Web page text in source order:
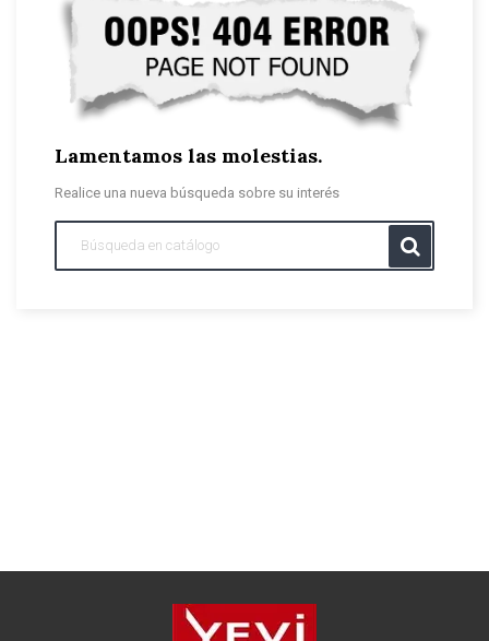
Lamentamos las molestias.
Realice una nueva búsqueda sobre su interés